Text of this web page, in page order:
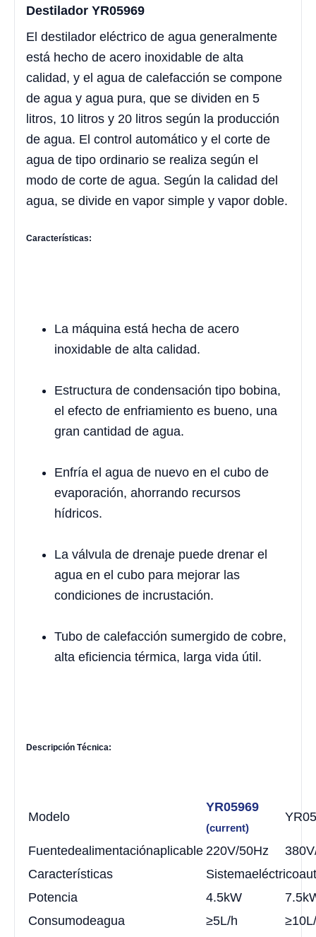
Destilador YR05969
El destilador eléctrico de agua generalmente
está hecho de acero inoxidable de alta
calidad, y el agua de calefacción se compone
de agua y agua pura, que se dividen en 5
litros, 10 litros y 20 litros según la producción
de agua. El control automático y el corte de
agua de tipo ordinario se realiza según el
modo de corte de agua. Según la calidad del
agua, se divide en vapor simple y vapor doble.
Características:
La máquina está hecha de acero
inoxidable de alta calidad.
Estructura de condensación tipo bobina,
el efecto de enfriamiento es bueno, una
gran cantidad de agua.
Enfría el agua de nuevo en el cubo de
evaporación, ahorrando recursos
hídricos.
La válvula de drenaje puede drenar el
agua en el cubo para mejorar las
condiciones de incrustación.
Tubo de calefacción sumergido de cobre,
alta eficiencia térmica, larga vida útil.
Descripción Técnica:
Modelo
YR05969
(current)
Fuentedealimentaciónaplicable 220V/50Hz
Características
Sistemaeléctrico
Potencia
4.5kW
Consumodeagua ≥5L/h